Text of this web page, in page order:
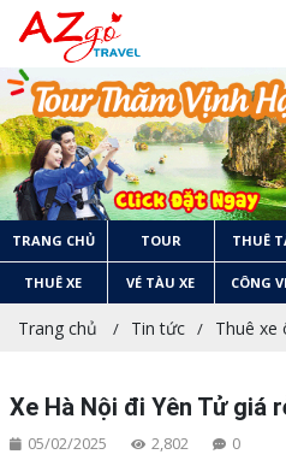
TRANG CHỦ TOUR THUÊ
THUÊ XE VÉ TÀU XE CÔNG
Trang chủ Tin tức Thuê xe
Xe Hà Nội đi Yên Tử giá
05/02/2025 2,802 0